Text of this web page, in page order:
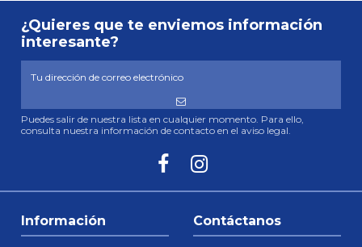
¿Quieres que te enviemos información
interesante?
Puedes salir de nuestra lista en cualquier momento. Para ello,
consulta nuestra información de contacto en el aviso legal.
Información Contáctanos